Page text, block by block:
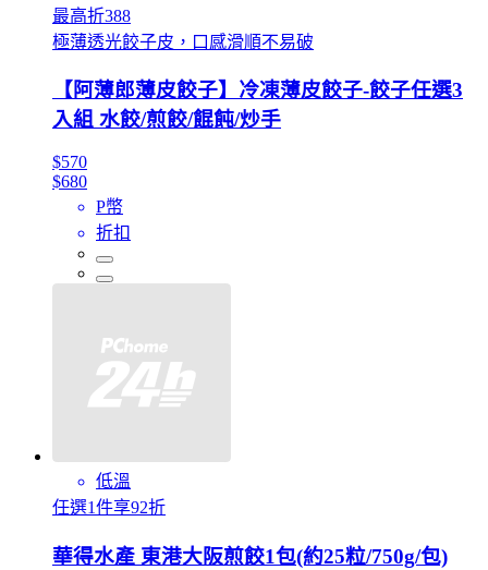
最高折388
極薄透光餃子皮，口感滑順不易破
【阿薄郎薄皮餃子】冷凍薄皮餃子-餃子任選3
入組 水餃/煎餃/餛飩/炒手
$570
$680
P幣
折扣
低溫
任選1件享92折
華得水產 東港大阪煎餃1包(約25粒/750g/包)